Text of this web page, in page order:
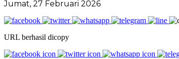
Jumat, 27 Februari 2026
URL berhasil dicopy